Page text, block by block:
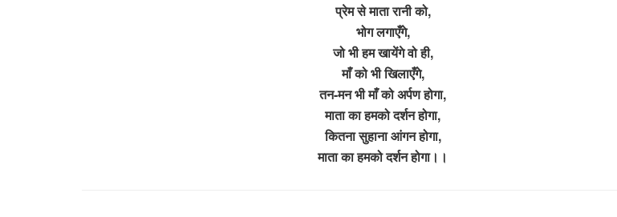
प्रेम से माता रानी को,
भोग लगाएँगे,
जो भी हम खायेंगे वो ही,
माँ को भी खिलाएँगे,
तन-मन भी माँ को अर्पण होगा,
माता का हमको दर्शन होगा,
कितना सुहाना आंगन होगा,
माता का हमको दर्शन होगा।।